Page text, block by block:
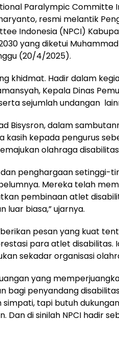
Paralympic Committe
resmi melantik
Indonesia (NPCI)
yang diketui
(20/4/2025).
khidmat. Hadir dalam
Kepala Dinas
sejumlah undangan
Bisysron, dalam
kasih kepada pengurus
olahraga disabilitas
penghargaan setinggi-
Mereka telah
pembinaan atlet
luar biasa,” ujarnya.
pesan yang kuat
para atlet disabilitas.
sekadar organisasi
yang
bagi penyandang
tapi butuh
Dan di sinilah NPCI hadir